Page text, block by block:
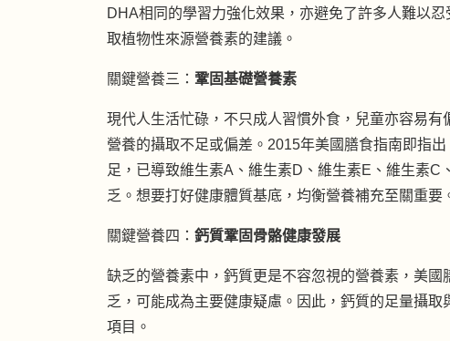
DHA相同的學習力強化效果，亦避免了許多人難以
取植物性來源營養素的建議。
關鍵營養三： 鞏固基礎營養素
現代人生活忙碌，不只成人習慣外食，兒童亦容易
營養的攝取不足或偏差。2015年美國膳食指南即指
足，已導致維生素A、維生素D、維生素E、維生素
乏。想要打好健康體質基底，均衡營養補充至關重要
關鍵營養四： 鈣質鞏固骨骼健康發展
缺乏的營養素中，鈣質更是不容忽視的營養素，美
乏，可能成為主要健康疑慮。因此，鈣質的足量攝
項目。